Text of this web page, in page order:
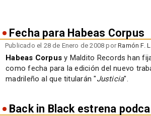
Fecha para Habeas Corpus
Publicado el 28 de Enero de 2008 porRamón F.
Habeas Corpus y Maldito Records han
como fecha para la edición del nuevo
madrileño al que titularán "Justicia".
Back in Black estrena